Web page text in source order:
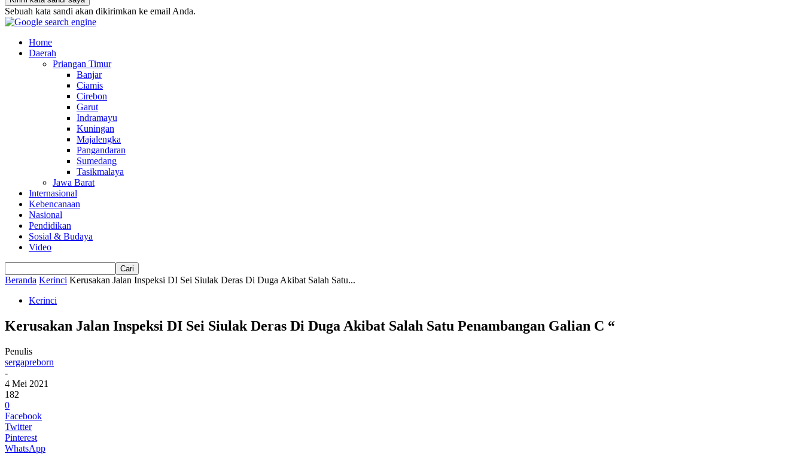
Sebuah kata sandi akan dikirimkan ke email Anda.
Home
Daerah
Priangan Timur
Banjar
Ciamis
Cirebon
Garut
Indramayu
Kuningan
Majalengka
Pangandaran
Sumedang
Tasikmalaya
Jawa Barat
Internasional
Kebencanaan
Nasional
Pendidikan
Sosial & Budaya
Video
Beranda Kerinci Kerusakan Jalan Inspeksi DI Sei Siulak Deras Di Duga Akibat Salah Satu...
Kerinci
Kerusakan Jalan Inspeksi DI Sei Siulak Deras Di Duga Akibat Salah Satu Penambangan Galian C “
Penulis
sergapreborn
-
4 Mei 2021
182
0
Facebook
Twitter
Pinterest
WhatsApp